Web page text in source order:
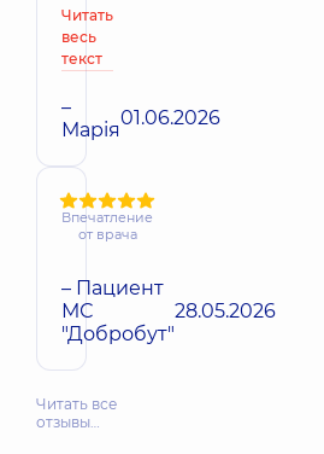
Читать
весь
текст
–
Марія01.06.2026
Впечатление
от врача
– Пациент
МС
"Добробут"
28.05.2026
Читать все
отзывы…